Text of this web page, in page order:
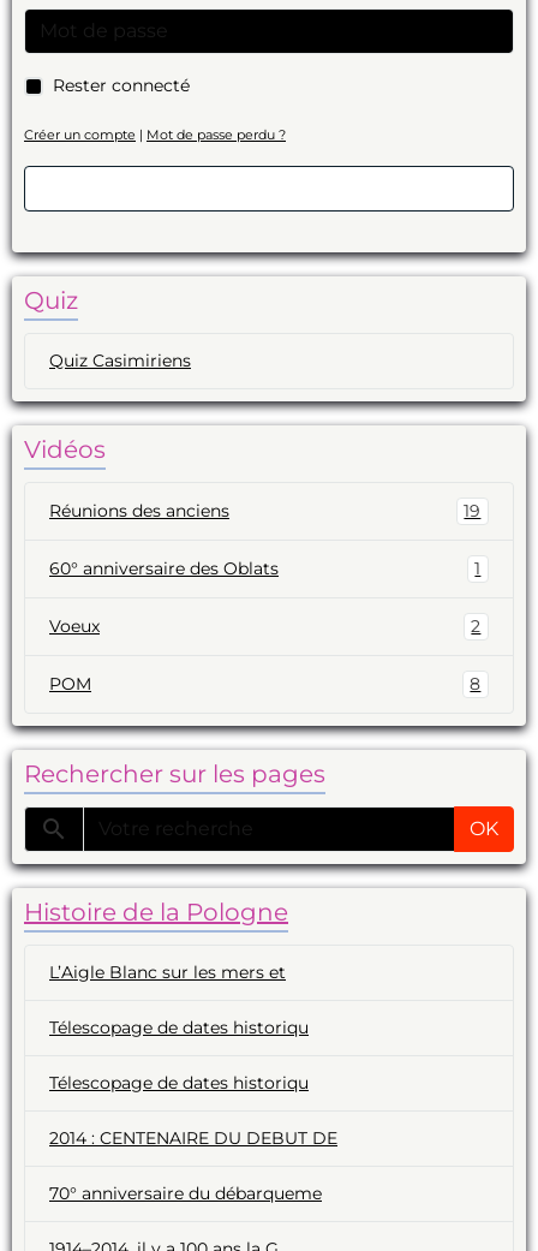
Rester connecté
Créer un compte | Mot de passe perdu ?
Quiz
Quiz Casimiriens
Vidéos
Réunions des anciens 19
60° anniversaire des Oblats 1
Voeux 2
POM 8
Rechercher sur les pages
OK
Histoire de la Pologne
L’Aigle Blanc sur les mers et
Télescopage de dates historiqu
Télescopage de dates historiqu
2014 : CENTENAIRE DU DEBUT DE
70° anniversaire du débarqueme